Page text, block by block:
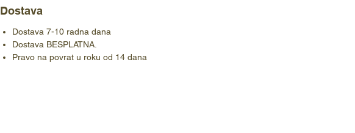
Dostava
Dostava 7-10 radna dana
Dostava BESPLATNA.
Pravo na povrat u roku od 14 dana